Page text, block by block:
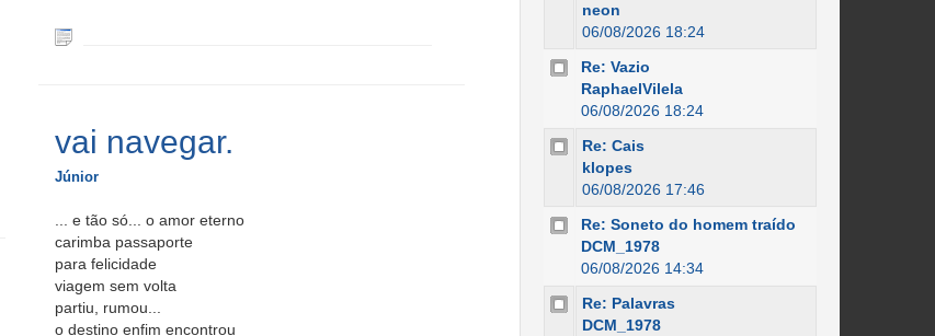
vai navegar.
Júnior
... e tão só... o amor eterno
carimba passaporte
para felicidade
viagem sem volta
partiu, rumou...
o destino enfim encontrou
neon
06/08/2026 18:24
Re: Vazio
RaphaelVilela
06/08/2026 18:24
Re: Cais
klopes
06/08/2026 17:46
Re: Soneto do homem traído
DCM_1978
06/08/2026 14:34
Re: Palavras
DCM_1978